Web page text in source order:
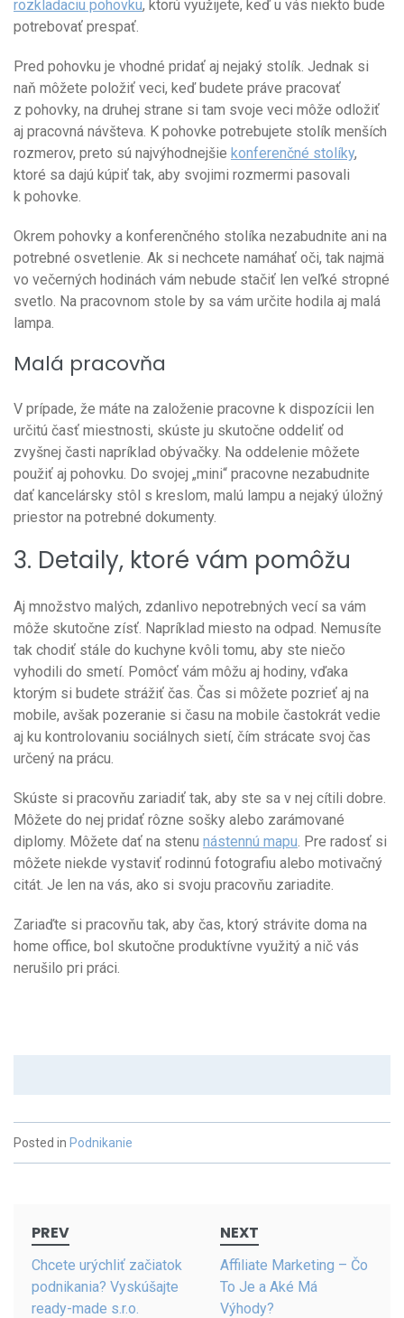
rozkladaciu pohovku, ktorú využijete, keď u vás niekto bude
potrebovať prespať.
Pred pohovku je vhodné pridať aj nejaký stolík. Jednak si
naň môžete položiť veci, keď budete práve pracovať
z pohovky, na druhej strane si tam svoje veci môže odložiť
aj pracovná návšteva. K pohovke potrebujete stolík menších
rozmerov, preto sú najvýhodnejšie konferenčné stolíky,
ktoré sa dajú kúpiť tak, aby svojimi rozmermi pasovali
k pohovke.
Okrem pohovky a konferenčného stolíka nezabudnite ani na
potrebné osvetlenie. Ak si nechcete namáhať oči, tak najmä
vo večerných hodinách vám nebude stačiť len veľké stropné
svetlo. Na pracovnom stole by sa vám určite hodila aj malá
lampa.
Malá pracovňa
V prípade, že máte na založenie pracovne k dispozícii len
určitú časť miestnosti, skúste ju skutočne oddeliť od
zvyšnej časti napríklad obývačky. Na oddelenie môžete
použiť aj pohovku. Do svojej „mini“ pracovne nezabudnite
dať kancelársky stôl s kreslom, malú lampu a nejaký úložný
priestor na potrebné dokumenty.
3. Detaily, ktoré vám pomôžu
Aj množstvo malých, zdanlivo nepotrebných vecí sa vám
môže skutočne zísť. Napríklad miesto na odpad. Nemusíte
tak chodiť stále do kuchyne kvôli tomu, aby ste niečo
vyhodili do smetí. Pomôcť vám môžu aj hodiny, vďaka
ktorým si budete strážiť čas. Čas si môžete pozrieť aj na
mobile, avšak pozeranie si času na mobile častokrát vedie
aj ku kontrolovaniu sociálnych sietí, čím strácate svoj čas
určený na prácu.
Skúste si pracovňu zariadiť tak, aby ste sa v nej cítili dobre.
Môžete do nej pridať rôzne sošky alebo zarámované
diplomy. Môžete dať na stenu nástennú mapu. Pre radosť si
môžete niekde vystaviť rodinnú fotografiu alebo motivačný
citát. Je len na vás, ako si svoju pracovňu zariadite.
Zariaďte si pracovňu tak, aby čas, ktorý strávite doma na
home office, bol skutočne produktívne využitý a nič vás
nerušilo pri práci.
Posted in Podnikanie
navigation
PREV
Chcete urýchliť začiatok
podnikania? Vyskúšajte
ready-made s.r.o.
NEXT
Affiliate Marketing – Čo
To Je a Aké Má
Výhody?